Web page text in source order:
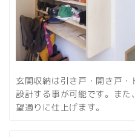
玄関収納は引き戸・開き戸
設計する事が可能です。ま
望通りに仕上げます。